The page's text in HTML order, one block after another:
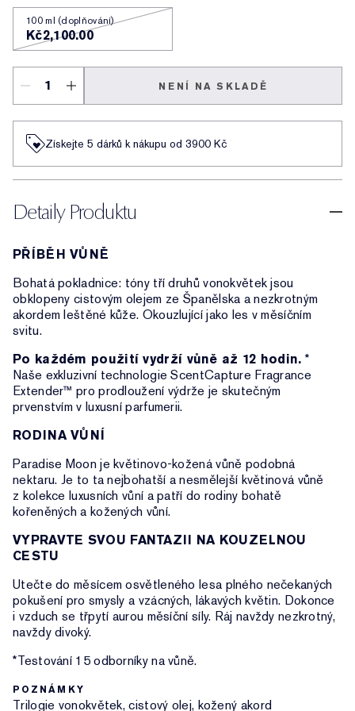
100 ml (doplňování)
Kč2,100.00
NENÍ NA SKLADĚ
Získejte 5 dárků k nákupu od 3900 Kč
Detaily Produktu
PŘÍBĚH VŮNĚ
Bohatá pokladnice: tóny tří druhů vonokvětek jsou
obklopeny cistovým olejem ze Španělska a nezkrotným
akordem leštěné kůže. Okouzlující jako les v měsíčním
svitu.
Po každém použití vydrží vůně až 12 hodin. *
Naše exkluzivní technologie ScentCapture Fragrance
Extender™ pro prodloužení výdrže je skutečným
prvenstvím v luxusní parfumerii.
RODINA VŮNÍ
Paradise Moon je květinovo-kožená vůně podobná
nektaru. Je to ta nejbohatší a nesmělejší květinová vůně
z kolekce luxusních vůní a patří do rodiny bohatě
kořeněných a kožených vůní.
VYPRAVTE SVOU FANTAZII NA KOUZELNOU
CESTU
Utečte do měsícem osvětleného lesa plného nečekaných
pokušení pro smysly a vzácných, lákavých květin. Dokonce
i vzduch se třpytí aurou měsíční síly. Ráj navždy nezkrotný,
navždy divoký.
*Testování 15 odborníky na vůně.
POZNÁMKY
Trilogie vonokvětek, cistový olej, kožený akord